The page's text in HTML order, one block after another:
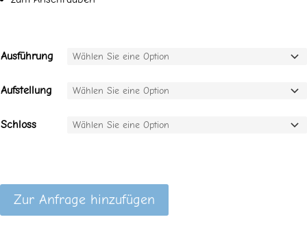
Ausführung
Aufstellung
Schloss
Zur Anfrage hinzufügen